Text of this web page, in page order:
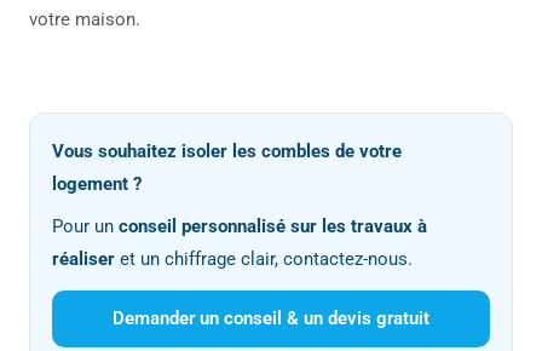
votre maison.
Vous souhaitez isoler les combles de votre
logement ?
Pour un conseil personnalisé sur les travaux à
réaliser et un chiffrage clair, contactez-nous.
Demander un conseil & un devis gratuit